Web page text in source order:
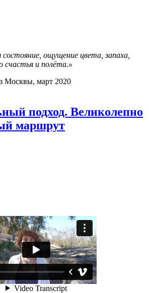
ощущение цвета, запаха,
счастья и полёта.»
Москвы, март 2020
подход. Великолепно
маршрут